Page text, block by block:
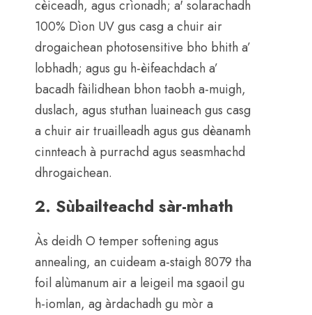
cèiceadh, agus crìonadh; a' solarachadh
100% Dìon UV gus casg a chuir air
drogaichean photosensitive bho bhith a’
lobhadh; agus gu h-èifeachdach a’
bacadh fàilidhean bhon taobh a-muigh,
duslach, agus stuthan luaineach gus casg
a chuir air truailleadh agus gus dèanamh
cinnteach à purrachd agus seasmhachd
dhrogaichean.
2. Sùbailteachd sàr-mhath
Às deidh O temper softening agus
annealing, an cuideam a-staigh 8079 tha
foil alùmanum air a leigeil ma sgaoil gu
h-iomlan, ag àrdachadh gu mòr a